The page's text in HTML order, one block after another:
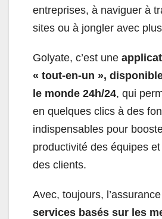
entreprises, à naviguer à
sites ou à jongler avec
Golyate, c’est une
« tout-en-un »,
le monde 24h/24, qui
en quelques clics à des
indispensables pour
productivité des équipes
des clients.
Avec, toujours,
services basés sur les